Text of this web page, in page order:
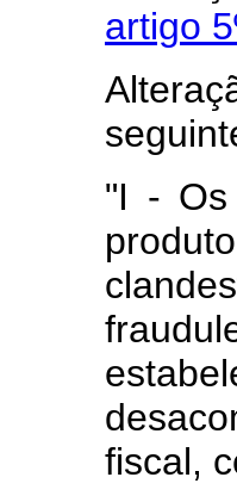
artigo
"I - Os
fiscal,